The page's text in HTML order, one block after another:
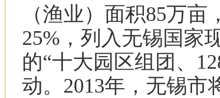
（渔业）面积85万亩
25% ，列入无锡国家
的“十大园区组团、
动。 2013年，无锡市